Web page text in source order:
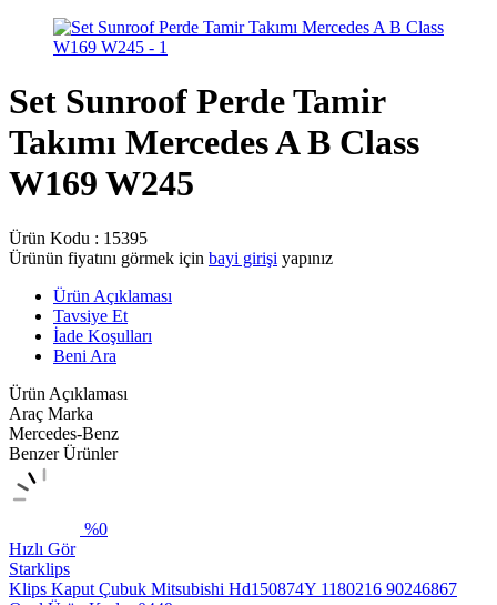
Set Sunroof Perde Tamir
Takımı Mercedes A B Class
W169 W245
Ürün Kodu : 15395
Ürünün fiyatını görmek için bayi girişi yapınız
Ürün Açıklaması
Tavsiye Et
İade Koşulları
Beni Ara
Ürün Açıklaması
Araç Marka
Mercedes-Benz
Benzer Ürünler
%0
Hızlı Gör
Starklips
Klips Kaput Çubuk Mitsubishi Hd150874Y 1180216 90246867